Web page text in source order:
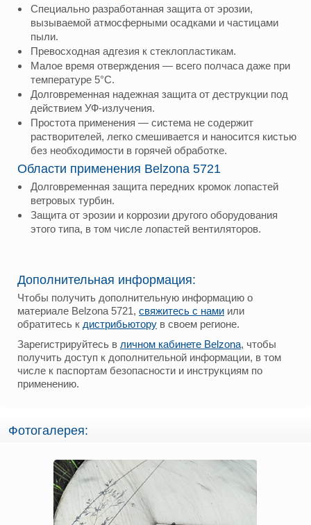
Специально разработанная защита от эрозии,
вызываемой атмосферными осадками и частицами
пыли.
Превосходная адгезия к стеклопластикам.
Малое время отверждения — всего полчаса даже при
температуре 5°C.
Долговременная надежная защита от деструкции под
действием УФ-излучения.
Простота применения — система не содержит
растворителей, легко смешивается и наносится кистью
без необходимости в горячей обработке.
Области применения Belzona 5721
Долговременная защита передних кромок лопастей
ветровых турбин.
Защита от эрозии и коррозии другого оборудования
этого типа, в том числе лопастей вентиляторов.
Дополнительная информация:
Чтобы получить дополнительную информацию о
материале Belzona 5721, свяжитесь с нами или
обратитесь к дистрибьютору в своем регионе.
Зарегистрируйтесь в личном кабинете Belzona, чтобы
получить доступ к дополнительной информации, в том
числе к паспортам безопасности и инструкциям по
применению.
Фотогалерея: